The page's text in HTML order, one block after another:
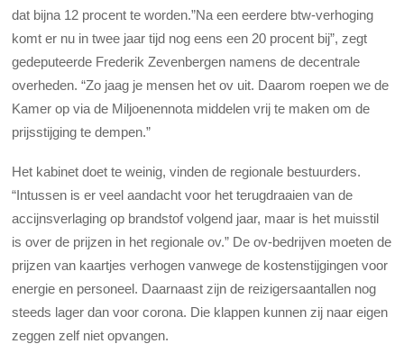
dat bijna 12 procent te worden.”Na een eerdere btw-verhoging
komt er nu in twee jaar tijd nog eens een 20 procent bij”, zegt
gedeputeerde Frederik Zevenbergen namens de decentrale
overheden. “Zo jaag je mensen het ov uit. Daarom roepen we de
Kamer op via de Miljoenennota middelen vrij te maken om de
prijsstijging te dempen.”
Het kabinet doet te weinig, vinden de regionale bestuurders.
“Intussen is er veel aandacht voor het terugdraaien van de
accijnsverlaging op brandstof volgend jaar, maar is het muisstil
is over de prijzen in het regionale ov.” De ov-bedrijven moeten de
prijzen van kaartjes verhogen vanwege de kostenstijgingen voor
energie en personeel. Daarnaast zijn de reizigersaantallen nog
steeds lager dan voor corona. Die klappen kunnen zij naar eigen
zeggen zelf niet opvangen.